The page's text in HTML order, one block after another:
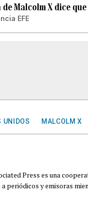
de Malcolm X dice
EFE
UNIDOS MALCOLM X
Press es una
a periódicos y emisoras